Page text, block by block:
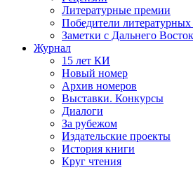
Литературные премии
Победители
Заметки с Дальнего
Журнал
15 лет КИ
Новый номер
Архив номеров
Выставки. Конкурсы
Диалоги
За рубежом
Издательские проекты
История книги
Круг чтения